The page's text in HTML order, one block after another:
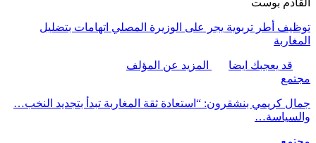
توظيف أطر تربوية يجر على الوزيرة المصلي اتهامات بتضليل
المغاربة
قد يعجبك ايضا
المزيد عن المؤلف
مجتمع
جمال كريمي بنشقرون: “استعادة ثقة المغاربة تبدأ بتجديد النخب…
والسياسة…